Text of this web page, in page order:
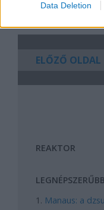
Data Deletion
ELŐZŐ OLDAL
REAKTOR
LEGNÉPSZERŰBB
Manaus: a